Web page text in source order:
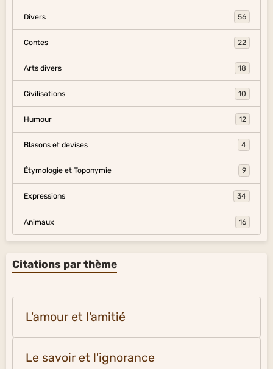
Divers 56
Contes 22
Arts divers 18
Civilisations 10
Humour 12
Blasons et devises 4
Étymologie et Toponymie 9
Expressions 34
Animaux 16
Citations par thème
L'amour et l'amitié
Le savoir et l'ignorance